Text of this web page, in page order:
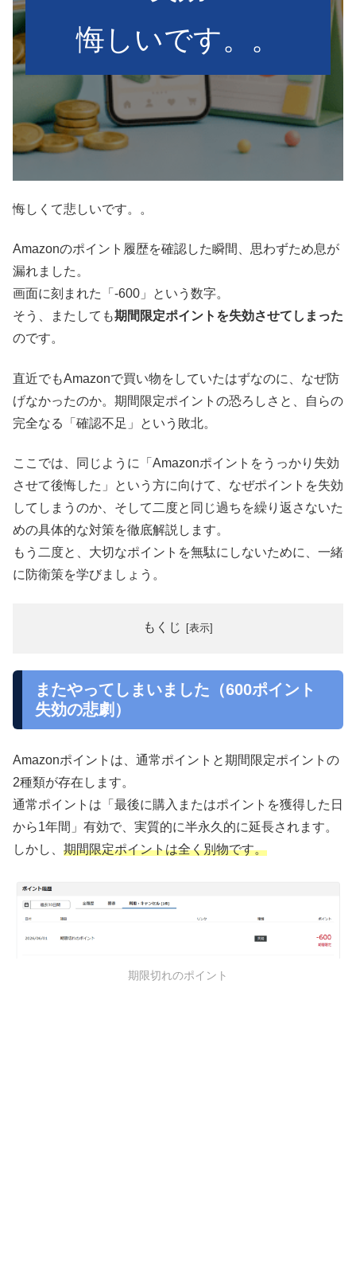
悔しいです。。
悔しくて悲しいです。。
Amazonのポイント履歴を確認した瞬間、思わずため息が
漏れました。
画面に刻まれた「-600」という数字。
そう、またしても期間限定ポイントを失効させてしまった
のです。
直近でもAmazonで買い物をしていたはずなのに、なぜ防
げなかったのか。期間限定ポイントの恐ろしさと、自らの
完全なる「確認不足」という敗北。
ここでは、同じように「Amazonポイントをうっかり失効
させて後悔した」という方に向けて、なぜポイントを失効
してしまうのか、そして二度と同じ過ちを繰り返さないた
めの具体的な対策を徹底解説します。
もう二度と、大切なポイントを無駄にしないために、一緒
に防衛策を学びましょう。
もくじ
またやってしまいました（600ポイント
失効の悲劇）
Amazonポイントは、通常ポイントと期間限定ポイントの
2種類が存在します。
通常ポイントは「最後に購入またはポイントを獲得した日
から1年間」有効で、実質的に半永久的に延長されます。
しかし、 期間限定ポイントは全く別物です。
期限切れのポイント